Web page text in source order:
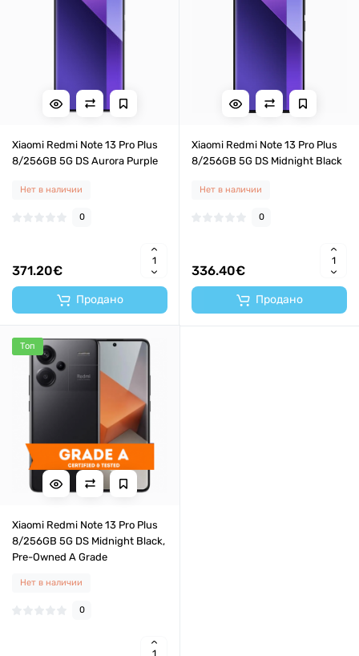
Xiaomi Redmi Note 13 Pro Plus
8/256GB 5G DS Aurora Purple
Нет в наличии
0
371.20€
Продано
Xiaomi Redmi Note 13 Pro Plus
8/256GB 5G DS Midnight Black
Нет в наличии
0
336.40€
Продано
Топ
Xiaomi Redmi Note 13 Pro Plus
8/256GB 5G DS Midnight Black,
Pre-Owned A Grade
Нет в наличии
0